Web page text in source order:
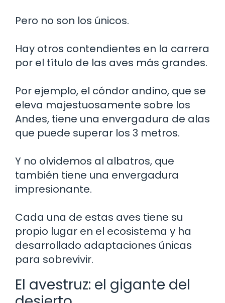
Pero no son los únicos.
Hay otros contendientes en la carrera
por el título de las aves más grandes.
Por ejemplo, el cóndor andino, que se
eleva majestuosamente sobre los
Andes, tiene una envergadura de alas
que puede superar los 3 metros.
Y no olvidemos al albatros, que
también tiene una envergadura
impresionante.
Cada una de estas aves tiene su
propio lugar en el ecosistema y ha
desarrollado adaptaciones únicas
para sobrevivir.
El avestruz: el gigante del